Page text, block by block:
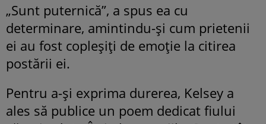
„Sunt puternică”, a spus ea cu
determinare, amintindu-și cum prietenii
ei au fost copleșiți de emoție la citirea
postării ei.
Pentru a-și exprima durerea, Kelsey a
ales să publice un poem dedicat fiului